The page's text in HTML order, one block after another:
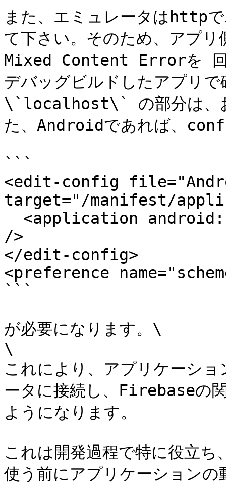
また、エミュレータはhttp
て下さい。そのため、アプ
Mixed Content Errorを 回
デバッグビルドしたアプリ
\`localhost\` の部分は、お
た、Androidであれば、
```
<edit-config
target="/manifest/
/>
</edit-config>
<preference
```
が必要になります。\
\
これにより、アプリケーシ
ータに接続し、Firebaseの
ようになります。
これは開発過程で特に役立